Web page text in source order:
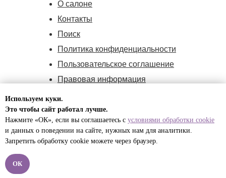
ИП Малышева Полина Игоревна,
ИНН:732594170171,
Политика конфиденциальности
Пользовательское соглашение
Правовая информация
Оферта
О салоне
Контакты
Поиск
Используем куки.
Это чтобы сайт работал лучше.
Нажмите «ОК», если вы соглашаетесь с условиями обработки cookie
и данных о поведении на сайте, нужных нам для аналитики.
Запретить обработку cookie можете через браузер.
ОК